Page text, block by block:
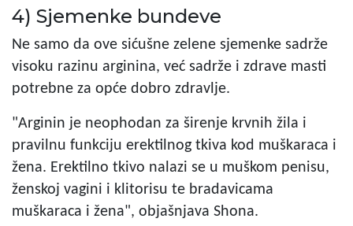
4) Sjemenke bundeve
Ne samo da ove sićušne zelene sjemenke sadrže
visoku razinu arginina, već sadrže i zdrave masti
potrebne za opće dobro zdravlje.
"Arginin je neophodan za širenje krvnih žila i
pravilnu funkciju erektilnog tkiva kod muškaraca i
žena. Erektilno tkivo nalazi se u muškom penisu,
ženskoj vagini i klitorisu te bradavicama
muškaraca i žena", objašnjava Shona.